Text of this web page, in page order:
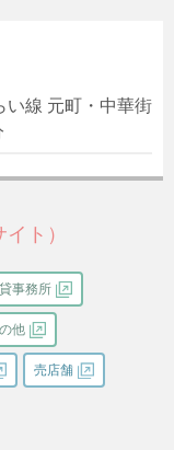
い線 元町・中華街
ト）
貸事務所
他
売店舗